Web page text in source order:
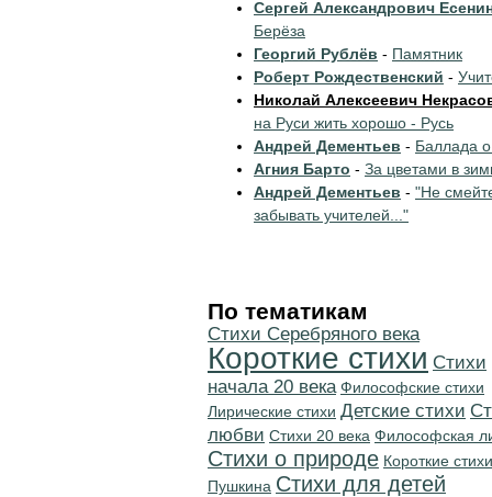
Сергей Александрович
Берёза
Георгий Рублёв - Памятник
Роберт Рождественский -
Николай Алексеевич
на Руси жить хорошо - Русь
Андрей Дементьев - Баллада
Агния Барто - За цветами в
Андрей Дементьев - "Не
забывать учителей..."
По тематикам
Cтихи Серебряного века
Короткие стихи Cтихи
начала 20 века Философские стихи
Лирические стихи Детские стихи
любви Стихи 20 века Философская
Стихи о природе Короткие стихи
Пушкина Стихи для детей